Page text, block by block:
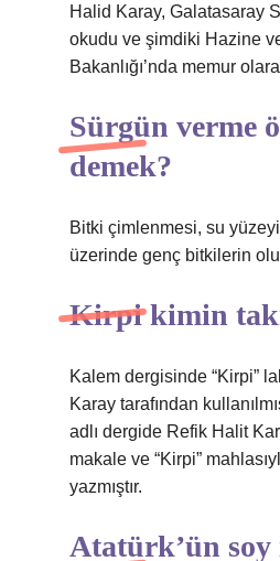
Halid Karay, Galatasaray
okudu ve şimdiki Hazine
Bakanlığı’nda memur
Sürgün verme
demek?
Bitki çimlenmesi, su
üzerinde genç bitkilerin
Kirpi kimin
Kalem dergisinde “Kirpi”
Karay tarafından
adlı dergide Refik Halit
makale ve “Kirpi”
yazmıştır.
Atatürk’ün soy